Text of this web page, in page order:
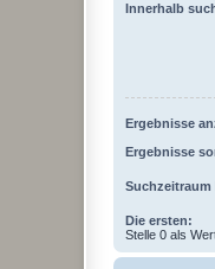
Innerhalb
Ergebnisse
Ergebnisse
Suchzeitraum
Die ersten:
Stelle 0 als